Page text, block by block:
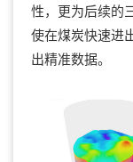
性，更为后续的
使在煤炭快速进
出精准数据。